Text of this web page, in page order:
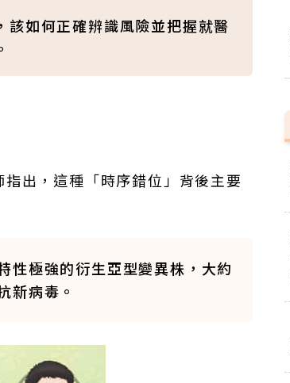
如何正確辨識風險並把握就醫
指出，這種「時序錯位」背後主要
性極強的衍生亞型變異株，大約
新病毒。